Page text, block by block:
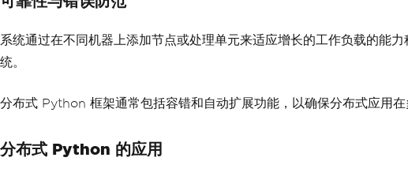
系统通过在不同机器上添加节点或处理单元来适应增长的工作负载的能
统。
分布式 Python 框架通常包括容错和自动扩展功能，以确保分布式应用在
分布式 Python 的应用